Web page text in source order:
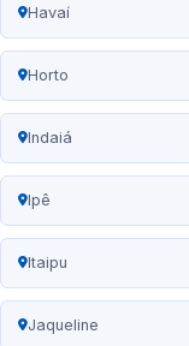
Havaí
Horto
Indaiá
Ipê
Itaipu
Jaqueline